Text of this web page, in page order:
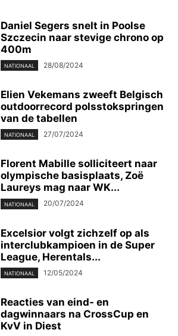
Daniel Segers snelt in Poolse
Szczecin naar stevige chrono op
400m
NATIONAAL 28/08/2024
Elien Vekemans zweeft Belgisch
outdoorrecord polsstokspringen
van de tabellen
NATIONAAL 27/07/2024
Florent Mabille solliciteert naar
olympische basisplaats, Zoë
Laureys mag naar WK...
NATIONAAL 20/07/2024
Excelsior volgt zichzelf op als
interclubkampioen in de Super
League, Herentals...
NATIONAAL 12/05/2024
Reacties van eind- en
dagwinnaars na CrossCup en
KvV in Diest